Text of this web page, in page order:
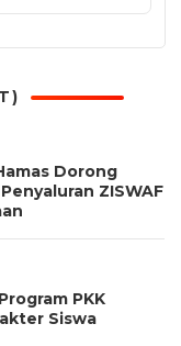
Dorong
ZISWAF
PKK
Siswa